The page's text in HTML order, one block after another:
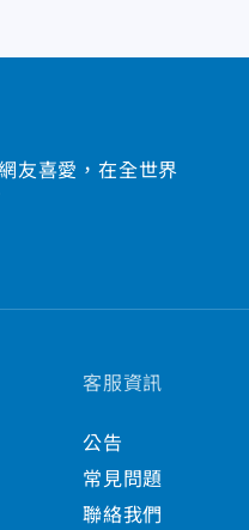
友喜愛，在全世界
客服資訊
公告
常見問題
聯絡我們